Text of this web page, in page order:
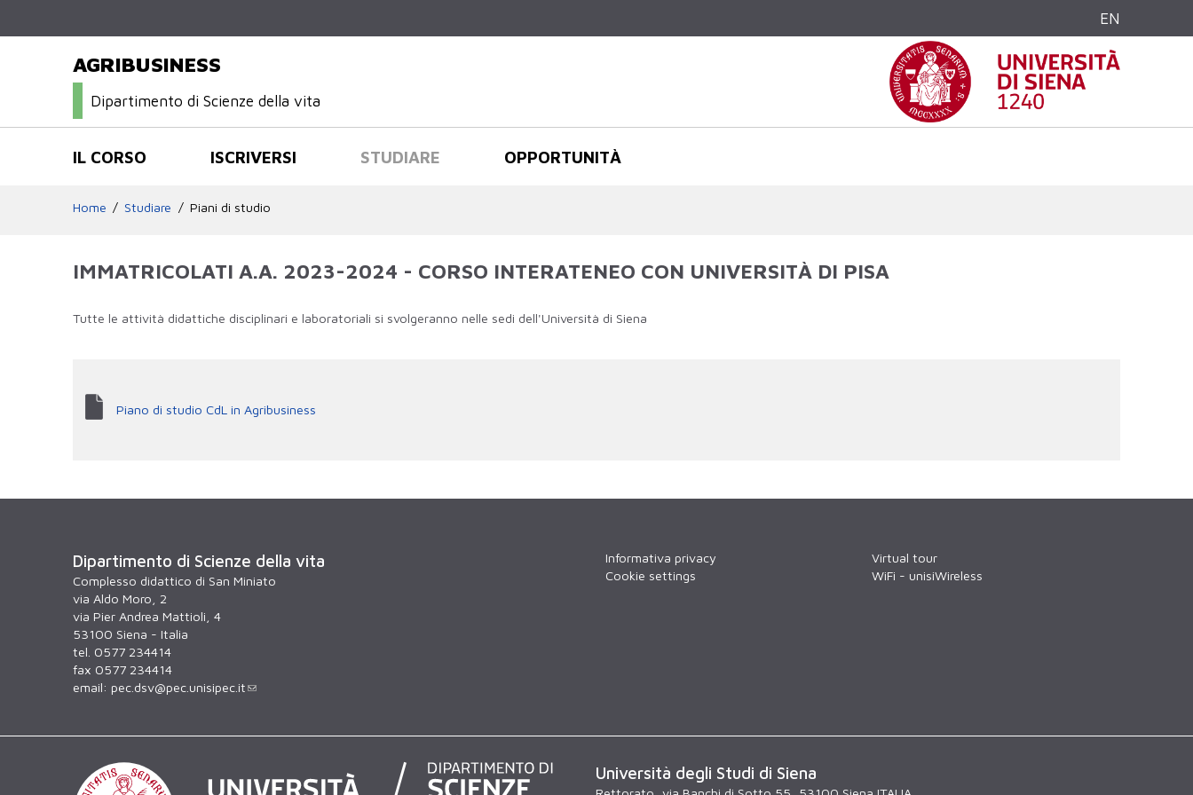
EN
AGRIBUSINESS
Dipartimento di Scienze della vita
IL CORSO ISCRIVERSI STUDIARE OPPORTUNITÀ
Home Studiare Piani di studio
IMMATRICOLATI A.A. 2023-2024 - CORSO INTERATENEO CON UNIVERSITÀ DI PISA
Tutte le attività didattiche disciplinari e laboratoriali si svolgeranno nelle sedi dell'Università di Siena
Piano di studio CdL in Agribusiness
Dipartimento di Scienze della vita
Complesso didattico di San Miniato
via Aldo Moro, 2
via Pier Andrea Mattioli, 4
53100 Siena - Italia
tel. 0577 234414
fax 0577 234414
email: pec.dsv@pec.unisipec.it
Informativa privacy
Cookie settings
Virtual tour
WiFi - unisiWireless
Università degli Studi di Siena